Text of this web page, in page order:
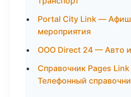
Portal City Link —
мероприятия
ООО Direct 24 — Авто и
Справочник Pages
Телефонный